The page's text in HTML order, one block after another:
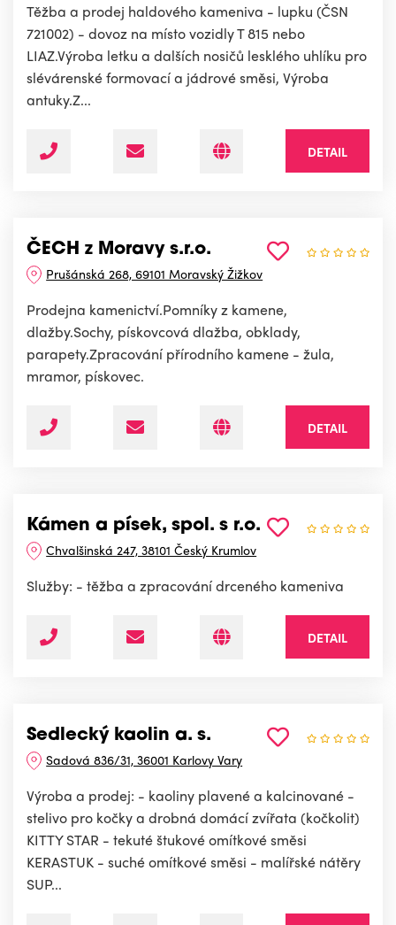
Těžba a prodej haldového kameniva - lupku (ČSN
721002) - dovoz na místo vozidly T 815 nebo
LIAZ.Výroba letku a dalších nosičů lesklého uhlíku pro
slévárenské formovací a jádrové směsi, Výroba
antuky.Z...
DETAIL
ČECH z Moravy s.r.o.
Prušánská 268, 69101 Moravský Žižkov
Prodejna kamenictví.Pomníky z kamene,
dlažby.Sochy, pískovcová dlažba, obklady,
parapety.Zpracování přírodního kamene - žula,
mramor, pískovec.
DETAIL
Kámen a písek, spol. s r.o.
Chvalšinská 247, 38101 Český Krumlov
Služby: - těžba a zpracování drceného kameniva
DETAIL
Sedlecký kaolin a. s.
Sadová 836/31, 36001 Karlovy Vary
Výroba a prodej: - kaoliny plavené a kalcinované -
stelivo pro kočky a drobná domácí zvířata (kočkolit)
KITTY STAR - tekuté štukové omítkové směsi
KERASTUK - suché omítkové směsi - malířské nátěry
SUP...